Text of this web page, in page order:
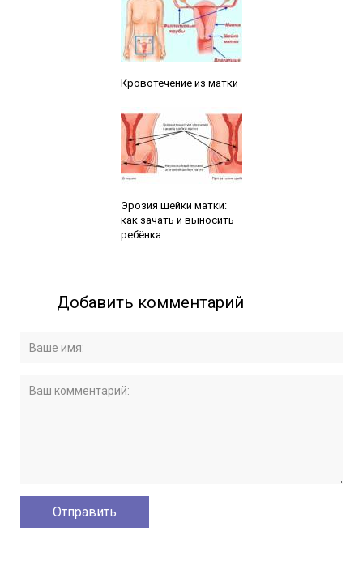
Кровотечение из матки
Эрозия шейки матки:
как зачать и выносить
ребёнка
Добавить комментарий